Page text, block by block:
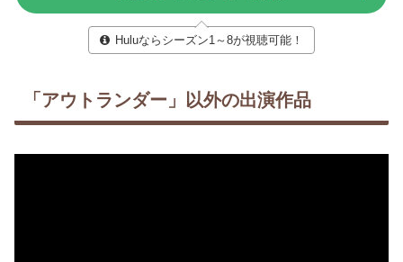
Huluならシーズン1～8が視聴可能！
「アウトランダー」以外の出演作品